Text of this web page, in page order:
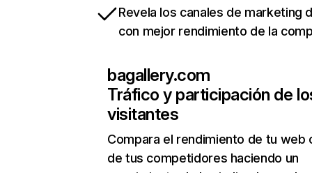
Revela los canales de marketing
con mejor rendimiento de la
bagallery.com
Tráfico y participación de
visitantes
Compara el rendimiento de tu web
de tus competidores haciendo un